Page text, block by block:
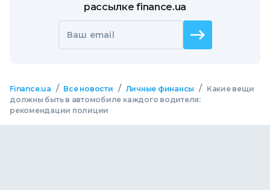
рассылке finance.ua
Ваш email
Finance.ua / Все новости / Личные финансы /
Какие вещи
должны быть в автомобиле каждого водителя:
рекомендации полиции